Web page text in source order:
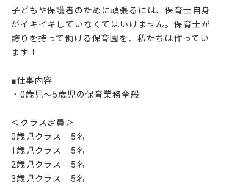
子どもや保護者のために頑張るには、保育士自身
がイキイキしていなくてはいけません。保育士が
誇りを持って働ける保育園を、私たちは作ってい
ます！
■仕事内容
・0歳児～5歳児の保育業務全般
＜クラス定員＞
0歳児クラス　5名
1歳児クラス　5名
2歳児クラス　5名
3歳児クラス　5名